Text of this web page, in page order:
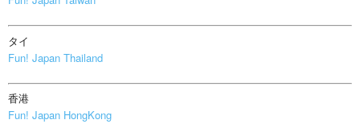
タイ
Fun! Japan Thailand
香港
Fun! Japan HongKong